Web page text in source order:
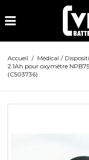
Accueil / Médical /
2.1Ah pour oxymètre
(C503736)